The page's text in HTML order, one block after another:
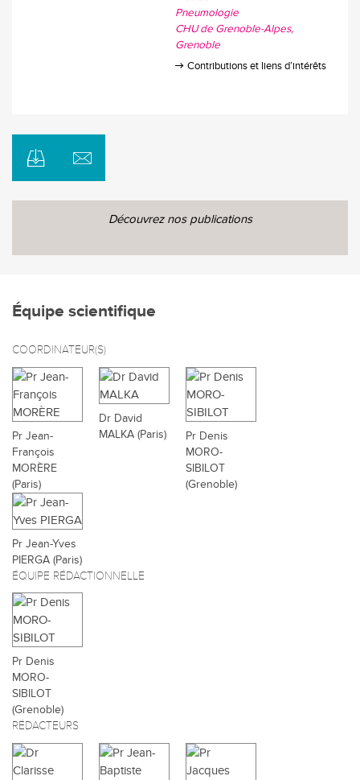
Pneumologie
CHU de Grenoble-Alpes
Grenoble
Contributions et liens d’intérêts
Découvrez nos publications
Équipe scientifique
COORDINATEUR(S)
Pr Jean-
François
MORÈRE
(Paris)
Dr David
MALKA (Paris)
Pr Denis
MORO-
SIBILOT
(Grenoble)
Pr Jean-Yves
PIERGA (Paris)
ÉQUIPE RÉDACTIONNELLE
Pr Denis
MORO-
SIBILOT
(Grenoble)
RÉDACTEURS